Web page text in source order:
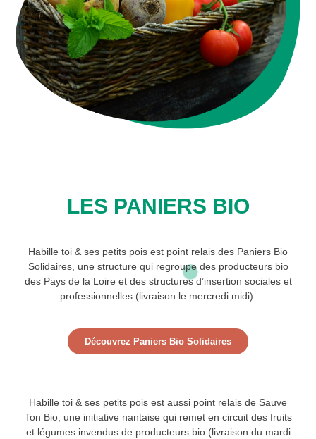
LES PANIERS BIO
Habille toi & ses petits pois est point relais des Paniers Bio
Solidaires, une structure qui regroupe des producteurs bio
des Pays de la Loire et des structures d’insertion sociales et
professionnelles (livraison le mercredi midi).
Découvrez Paniers Bio Solidaires
Habille toi & ses petits pois est aussi point relais de Sauve
Ton Bio, une initiative nantaise qui remet en circuit des fruits
et légumes invendus de producteurs bio (livraison du mardi